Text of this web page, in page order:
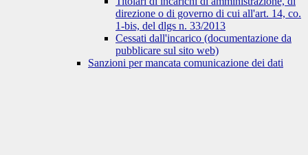
direzione o di governo di cui all'art. 14, co.
1-bis, del dlgs n. 33/2013
Cessati dall'incarico (documentazione da
pubblicare sul sito web)
Sanzioni per mancata comunicazione dei dati